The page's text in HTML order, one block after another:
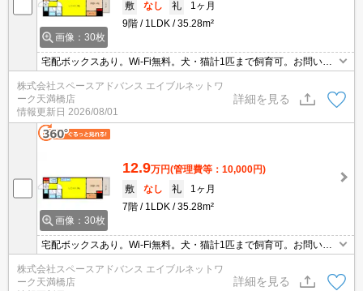
画像：30枚
敷
なし 礼
1ヶ月
9階
1LDK 35.28m²
宅配ボックスあり。Wi-Fi無料。犬・猫計1匹まで飼育可。お問い合
わせはエイブルネットワーク天満橋店まで（06-4790-2228）
株式会社スペースアドバンス エイブルネットワ
ーク天満橋店
情報更新日 2026/08/01
詳細を見る
画像：30枚
12.9万円(管理費等：10,000円)
敷
なし 礼
1ヶ月
7階
1LDK 35.28m²
宅配ボックスあり。Wi-Fi無料。犬・猫計1匹まで飼育可。お問い合
わせはエイブルネットワーク天満橋店まで（06-4790-2228）
株式会社スペースアドバンス エイブルネットワ
ーク天満橋店
詳細を見る